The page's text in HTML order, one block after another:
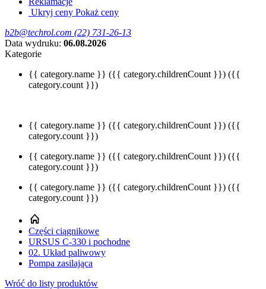
Ukryj ceny Pokaż ceny
b2b@techrol.com (22) 731-26-13
Data wydruku: 06.08.2026
Kategorie
{{ category.name }} ({{ category.childrenCount }}) ({{
category.count }})
{{ category.name }} ({{ category.childrenCount }}) ({{
category.count }})
{{ category.name }} ({{ category.childrenCount }}) ({{
category.count }})
{{ category.name }} ({{ category.childrenCount }}) ({{
category.count }})
Części ciągnikowe
URSUS C-330 i pochodne
02. Układ paliwowy
Pompa zasilająca
Wróć do listy produktów